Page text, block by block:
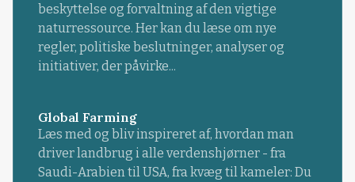
beskyttelse og forvaltning af den vigtige
naturressource. Her kan du læse om nye
regler, politiske beslutninger, analyser og
initiativer, der påvirke...
Global Farming
Læs med og bliv inspireret af, hvordan man
driver landbrug i alle verdenshjørner - fra
Saudi-Arabien til USA, fra kvæg til kameler: Du